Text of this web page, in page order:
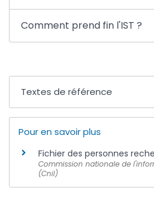
Comment prend fin l'IST ?
Textes de référence
Pour en savoir plus
Fichier des personnes
Commission nationale de
(Cnil)